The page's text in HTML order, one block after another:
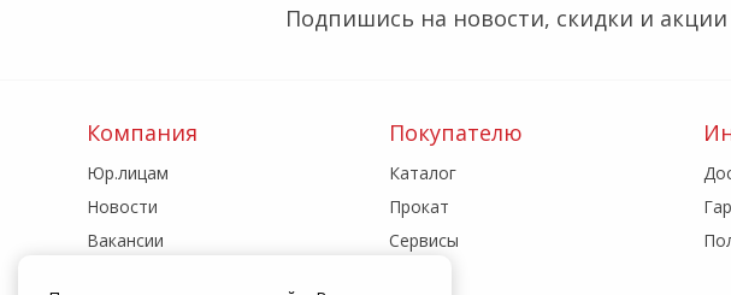
Подпишись на новости, скидки и
Компания
Юр.лицам
Новости
Вакансии
Покупателю
Каталог
Прокат
Сервисы